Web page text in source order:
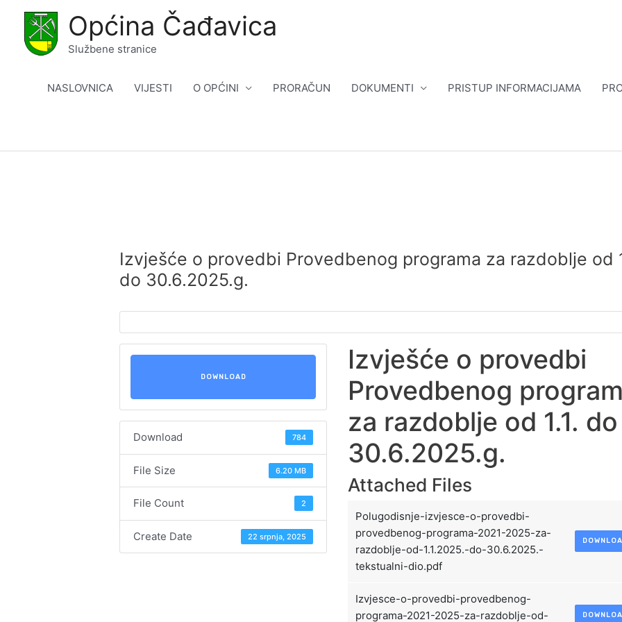
content
Općina Čađavica
Službene stranice
NASLOVNICA VIJESTI O OPĆINI PRORAČUN DOKUMENTI PRISTUP INFORMACIJAMA
Izvješće o provedbi Provedbenog programa za razdoblje od
do 30.6.2025.g.
DOWNLOAD
Download 784
File Size 6.20 MB
File Count 2
Create Date 22 srpnja, 2025
Izvješće o provedbi
Provedbenog
za razdoblje od 1.1. do
30.6.2025.g.
Attached Files
Polugodisnje-izvjesce-o-provedbi-
provedbenog-programa-2021-2025-za-
razdoblje-od-1.1.2025.-do-30.6.2025.-
tekstualni-dio.pdf
Izvjesce-o-provedbi-provedbenog-
programa-2021-2025-za-razdoblje-od-